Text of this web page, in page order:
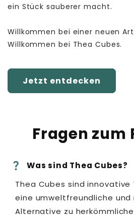
ein Stück sauberer macht.
Willkommen bei einer neuen
Willkommen bei Thea Cubes.
Jetzt entdecken
Fragen zum
Was sind Thea Cubes?
Thea Cubes sind innovative
eine umweltfreundliche und
Alternative zu